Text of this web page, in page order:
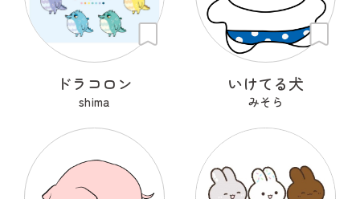
ドラコロン
shima
いけてる犬
みそら